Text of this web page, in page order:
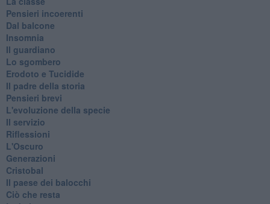
Pensieri incoerenti
Dal balcone
Insomnia
Il guardiano
Lo sgombero
Erodoto e Tucidide
Il padre della storia
Pensieri brevi
L'evoluzione della specie
Il servizio
Riflessioni
L'Oscuro
Generazioni
Cristobal
Il paese dei balocchi
Ciò che resta